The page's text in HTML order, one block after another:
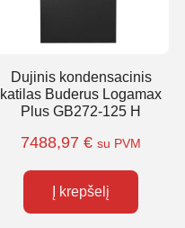
Dujinis kondensacinis
katilas Buderus Logamax
Plus GB272-125 H
7488,97 € su PVM
Į krepšelį